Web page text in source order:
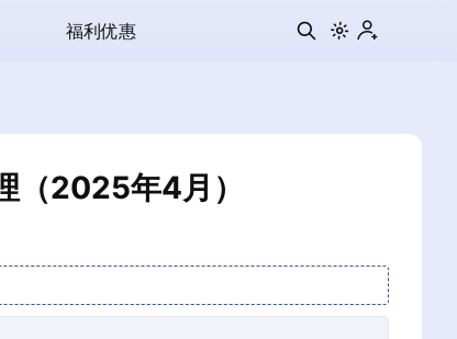
福利优惠
（2025年4月）